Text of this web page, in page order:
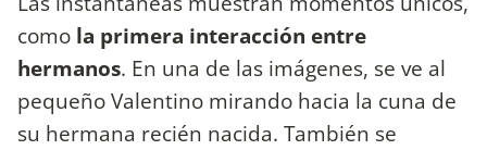
como la primera interacción entre
hermanos. En una de las imágenes, se ve al
pequeño Valentino mirando hacia la cuna de
su hermana recién nacida. También se